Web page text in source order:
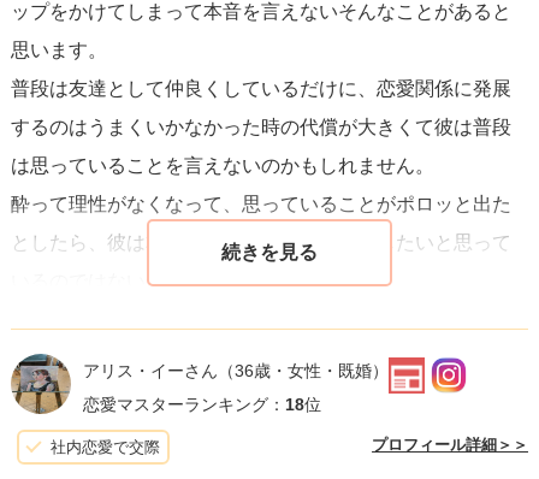
ップをかけてしまって本音を言えないそんなことがあると
思います。
普段は友達として仲良くしているだけに、恋愛関係に発展
するのはうまくいかなかった時の代償が大きくて彼は普段
は思っていることを言えないのかもしれません。
酔って理性がなくなって、思っていることがポロッと出た
としたら、彼は本当にあなたとお付き合いしたいと思って
いるのではないかと思いますよ！
アリス・イーさん （36歳・女性・既婚）
恋愛マスターランキング： 18位
社内恋愛で交際 プロフィール詳細＞＞